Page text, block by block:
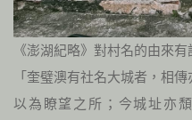
《澎湖紀略》對村名的由來有
「奎璧澳有社名大城者，相
以為瞭望之所；今城址亦